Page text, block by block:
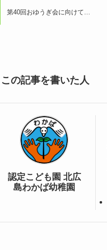
第40回おゆうぎ会に向けて…
この記事を書いた人
認定こども園 北広
島わかば幼稚園